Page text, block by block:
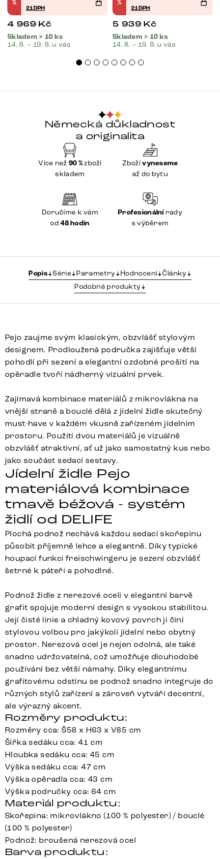
%
21DPH
4 969 Kč
Skladem > 10 ks
14. 8. – 19. 8. u vás
%
21DPH
5 939 Kč
Skladem > 10 ks
14. 8. – 19. 8. u vás
Německá důkladnost
a originalita
Více než 90 %zboží
skladem
Zbožívyneseme
až do bytu
Doručíme k vám
od48 hodin
Profesionálnírady
s výběrem
Popis Série Parametry Hodnocení Články
Podobné produkty
Pejo zaujme svým klasickým, obzvlášť stylovým
designem. Prodloužená područka zajišťuje větší
pohodlí při sezení a elegantní ozdobné prošití na
opěradle tvoří nádherný vizuální prvek.
Zajímavá kombinace materiálů z mikrovlákna na
vnější straně a bouclé dělá z jídelní židle skutečný
must-have v každém vkusně zařízeném jídelním
prostoru. Použití dvou materiálů je vizuálně
obzvlášť atraktivní, ať už jako samostatný kus nebo
jako součást sedací sestavy.
Jídelní židle Pejo
materiálová kombinace
tmavě béžová - systém
židlí od DELIFE
Plochá podnož nechává každou sedací skořepinu
působit příjemně lehce a elegantně. Díky typické
houpací funkci freischwingeru je sezení obzvlášť
šetrné k páteři a pohodlné.
Podnož židle z nerezové oceli v elegantní barvě
grafit spojuje moderní design s vysokou stabilitou.
Její čisté linie a chladný kovový povrch ji činí
stylovou volbou pro jakýkoli jídelní nebo obytný
prostor. Nerezová ocel je nejen odolná, ale také
snadno udržovatelná, což umožňuje dlouhodobé
používání bez větší námahy. Díky elegantnímu
grafitovému odstínu se podnož snadno integruje do
různých stylů zařízení a zároveň vytváří decentní,
ale výrazný akcent.
Rozměry produktu:
Rozměry cca: Š58 x H63 x V85 cm
Šířka sedáku cca: 41 cm
Hloubka sedáku cca: 45 cm
Výška sedáku cca: 47 cm
Výška opěradla cca: 43 cm
Výška područky cca: 64 cm
Materiál produktu:
Skořepina: mikrovlákno (100 % polyester) / bouclé
(100 % polyester)
Podnož: broušená nerezová ocel
Barva produktu: